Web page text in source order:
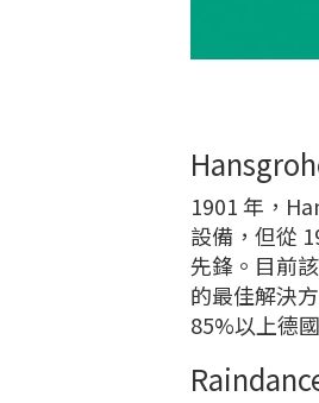
1901 年，
設備，但從
先鋒。目前
的最佳解決
85%以上德